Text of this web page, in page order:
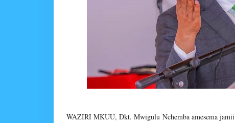
Aug 06 2026
WAZIRI MKUU, Dkt. Mwigulu Nchemba amesema